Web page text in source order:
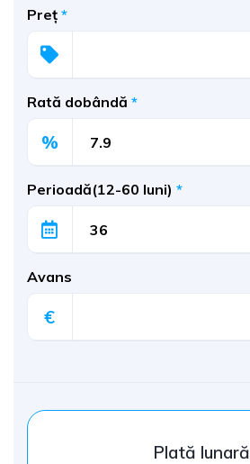
Preț *
Rată dobândă *
%
Perioadă(12-60 luni) *
Avans
€
Plată lunară